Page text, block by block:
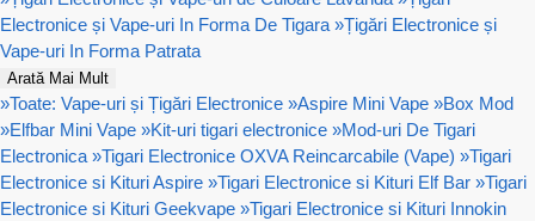
Electronice și Vape-uri In Forma De Tigara »Țigări Electronice și
Vape-uri In Forma Patrata
Arată Mai Mult
»Toate: Vape-uri și Țigări Electronice »Aspire Mini Vape »Box Mod
»Elfbar Mini Vape »Kit-uri tigari electronice »Mod-uri De Tigari
Electronica »Tigari Electronice OXVA Reincarcabile (Vape) »Tigari
Electronice si Kituri Aspire »Tigari Electronice si Kituri Elf Bar »Tigari
Electronice si Kituri Geekvape »Tigari Electronice si Kituri Innokin